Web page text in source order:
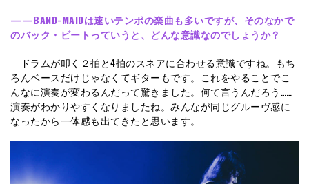
——BAND-MAIDは速いテンポの楽曲も多いですが、そのなかで
のバック・ビートっていうと、どんな意識なのでしょうか？
ドラムが叩く２拍と4拍のスネアに合わせる意識ですね。もち
ろんベースだけじゃなくてギターもです。これをやることでこ
んなに演奏が変わるんだって驚きました。何て言うんだろう……
演奏がわかりやすくなりましたね。みんなが同じグルーヴ感に
なったから一体感も出てきたと思います。